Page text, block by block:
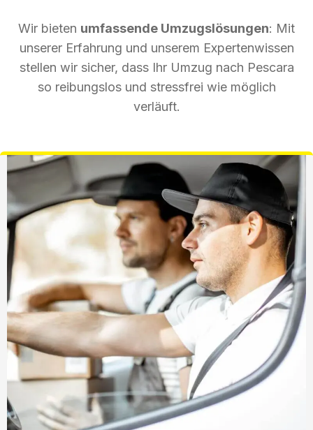
Wir bieten umfassende Umzugslösungen: Mit
unserer Erfahrung und unserem Expertenwissen
stellen wir sicher, dass Ihr Umzug nach Pescara
so reibungslos und stressfrei wie möglich
verläuft.